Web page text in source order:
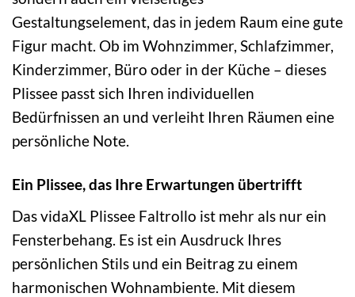
Gestaltungselement, das in jedem Raum eine gute
Figur macht. Ob im Wohnzimmer, Schlafzimmer,
Kinderzimmer, Büro oder in der Küche – dieses
Plissee passt sich Ihren individuellen
Bedürfnissen an und verleiht Ihren Räumen eine
persönliche Note.
Ein Plissee, das Ihre Erwartungen übertrifft
Das vidaXL Plissee Faltrollo ist mehr als nur ein
Fensterbehang. Es ist ein Ausdruck Ihres
persönlichen Stils und ein Beitrag zu einem
harmonischen Wohnambiente. Mit diesem